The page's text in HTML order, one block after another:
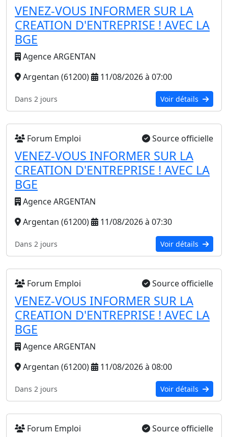
VENEZ-VOUS INFORMER SUR LA
CREATION D'ENTREPRISE ! AVEC LA
BGE
Agence ARGENTAN
Argentan (61200)
11/08/2026 à 07:00
Dans 2 jours Voir détails
Forum Emploi Source officielle
VENEZ-VOUS INFORMER SUR LA
CREATION D'ENTREPRISE ! AVEC LA
BGE
Agence ARGENTAN
Argentan (61200)
11/08/2026 à 07:30
Dans 2 jours Voir détails
Forum Emploi Source officielle
VENEZ-VOUS INFORMER SUR LA
CREATION D'ENTREPRISE ! AVEC LA
BGE
Agence ARGENTAN
Argentan (61200)
11/08/2026 à 08:00
Dans 2 jours Voir détails
Forum Emploi Source officielle